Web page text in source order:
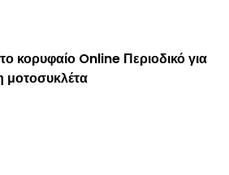
κορυφαίο Online Περιοδικό για
μοτοσυκλέτα